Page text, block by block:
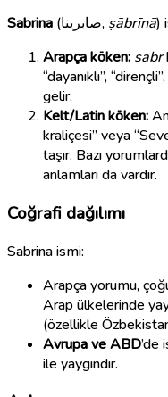
Sabrina (صابرينا, ṣābrīnā)
Arapça köken: sabr
“dayanıklı”,
gelir.
Kelt/Latin köken:
kraliçesi” veya
taşır. Bazı
anlamları da vardır.
Coğrafi dağılımı
Sabrina ismi:
Arapça yorumu,
Arap ülkelerinde
(özellikle
Avrupa ve ABD’de
ile yaygındır.